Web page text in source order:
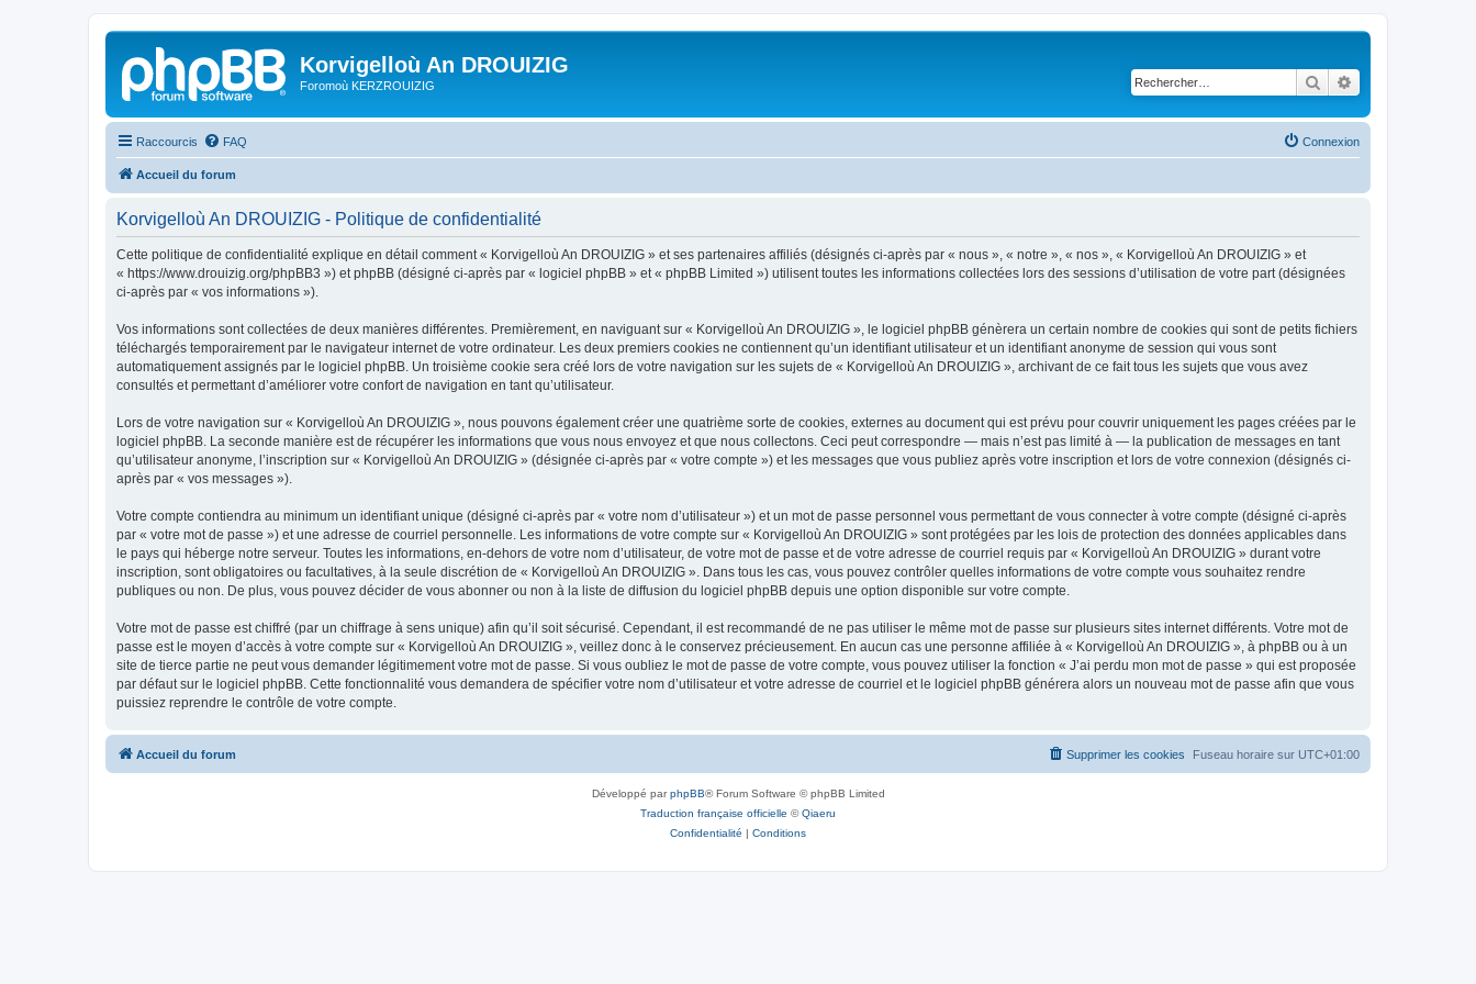
Korvigelloù An DROUIZIG
Foromoù KERZROUIZIG Rechercher
Raccourcis FAQ Connexion
Accueil du forum
Korvigelloù An DROUIZIG - Politique de confidentialité
Cette politique de confidentialité explique en détail comment « Korvigelloù An DROUIZIG » et ses partenaires affiliés (désignés ci-après par « nous », « notre », « nos », « Korvigelloù An DROUIZIG » et
« https://www.drouizig.org/phpBB3 ») et phpBB (désigné ci-après par « logiciel phpBB » et « phpBB Limited ») utilisent toutes les informations collectées lors des sessions d’utilisation de votre part (désignées
ci-après par « vos informations »).
Vos informations sont collectées de deux manières différentes. Premièrement, en naviguant sur « Korvigelloù An DROUIZIG », le logiciel phpBB génèrera un certain nombre de cookies qui sont de petits fichiers
téléchargés temporairement par le navigateur internet de votre ordinateur. Les deux premiers cookies ne contiennent qu’un identifiant utilisateur et un identifiant anonyme de session qui vous sont
automatiquement assignés par le logiciel phpBB. Un troisième cookie sera créé lors de votre navigation sur les sujets de « Korvigelloù An DROUIZIG », archivant de ce fait tous les sujets que vous avez
consultés et permettant d’améliorer votre confort de navigation en tant qu’utilisateur.
Lors de votre navigation sur « Korvigelloù An DROUIZIG », nous pouvons également créer une quatrième sorte de cookies, externes au document qui est prévu pour couvrir uniquement les pages créées par le
logiciel phpBB. La seconde manière est de récupérer les informations que vous nous envoyez et que nous collectons. Ceci peut correspondre — mais n’est pas limité à — la publication de messages en tant
qu’utilisateur anonyme, l’inscription sur « Korvigelloù An DROUIZIG » (désignée ci-après par « votre compte ») et les messages que vous publiez après votre inscription et lors de votre connexion (désignés ci-
après par « vos messages »).
Votre compte contiendra au minimum un identifiant unique (désigné ci-après par « votre nom d’utilisateur ») et un mot de passe personnel vous permettant de vous connecter à votre compte (désigné ci-après
par « votre mot de passe ») et une adresse de courriel personnelle. Les informations de votre compte sur « Korvigelloù An DROUIZIG » sont protégées par les lois de protection des données applicables dans
le pays qui héberge notre serveur. Toutes les informations, en-dehors de votre nom d’utilisateur, de votre mot de passe et de votre adresse de courriel requis par « Korvigelloù An DROUIZIG » durant votre
inscription, sont obligatoires ou facultatives, à la seule discrétion de « Korvigelloù An DROUIZIG ». Dans tous les cas, vous pouvez contrôler quelles informations de votre compte vous souhaitez rendre
publiques ou non. De plus, vous pouvez décider de vous abonner ou non à la liste de diffusion du logiciel phpBB depuis une option disponible sur votre compte.
Votre mot de passe est chiffré (par un chiffrage à sens unique) afin qu’il soit sécurisé. Cependant, il est recommandé de ne pas utiliser le même mot de passe sur plusieurs sites internet différents. Votre mot de
passe est le moyen d’accès à votre compte sur « Korvigelloù An DROUIZIG », veillez donc à le conservez précieusement. En aucun cas une personne affiliée à « Korvigelloù An DROUIZIG », à phpBB ou à un
site de tierce partie ne peut vous demander légitimement votre mot de passe. Si vous oubliez le mot de passe de votre compte, vous pouvez utiliser la fonction « J’ai perdu mon mot de passe » qui est proposée
par défaut sur le logiciel phpBB. Cette fonctionnalité vous demandera de spécifier votre nom d’utilisateur et votre adresse de courriel et le logiciel phpBB générera alors un nouveau mot de passe afin que vous
puissiez reprendre le contrôle de votre compte.
Accueil du forum Fuseau horaire sur UTC+01:00
Supprimer les cookies
Développé parphpBB® Forum Software © phpBB Limited
Traduction française officielle ©Qiaeru
Confidentialité | Conditions